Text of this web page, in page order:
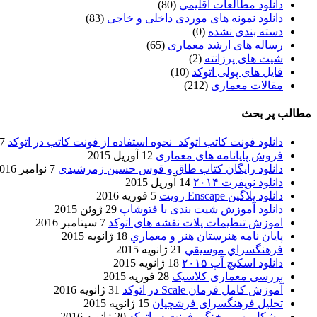
دانلود مطالعات اقلیمی (80)
دانلود نمونه های موردی داخلی و خاجی (83)
دسته بندی نشده (0)
رساله های ارشد معماری (65)
شیت های پرزانته (2)
فایل های پولی اتوکد (10)
مقالات معماری (212)
مطالب پر بحث
دانلود فونت کاتب اتوکد+نحوه استفاده از فونت کاتب در اتوکد 7 آگوست 2017
فروش پایانامه های معماری 12 آوریل 2015
دانلود رایگان کتاب طاق و قوس حسین زمرشیدی 7 نوامبر 2016
دانلود نویفرت ۲۰۱۴
14 آوریل 2015
دانلود پلاگین Enscape رویت
5 فوریه 2016
دانلود آموزش شیت بندی با فتوشاپ 29 ژوئن 2015
اموزش تنظیمات پلات نقشه های اتوکد 7 سپتامبر 2016
پایان نامه هنرستان هنر و معماري 18 ژانویه 2015
فرهنگسراي موسيقي 21 ژانویه 2015
دانلود اسکیچ آپ ۲۰۱۵
18 ژانویه 2015
بررسی معماری کلاسیک 28 فوریه 2015
آموزش کامل فرمان Scale در اتوکد
31 ژانویه 2016
تحلیل فرهنگسرای فرشچیان 15 ژانویه 2015